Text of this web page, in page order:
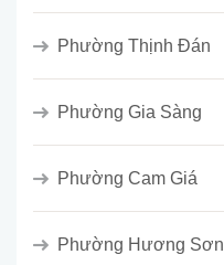
Phường Thịnh Đán
Phường Gia Sàng
Phường Cam Giá
Phường Hương Sơn